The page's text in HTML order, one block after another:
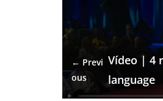
← Previ
ous
Vídeo | 4
language